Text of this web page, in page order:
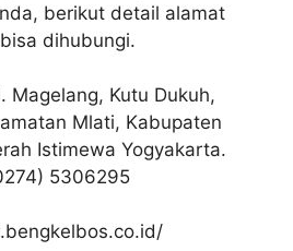
berikut detail alamat
dihubungi.
Kutu Dukuh,
Mlati, Kabupaten
Istimewa Yogyakarta.
5306295